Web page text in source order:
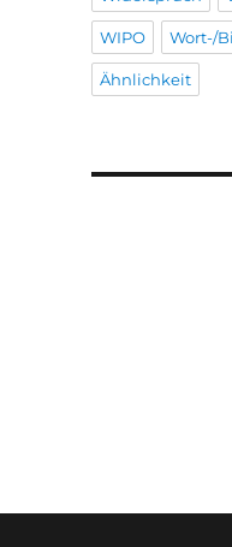
WIPO Wort-/
Ähnlichkeit